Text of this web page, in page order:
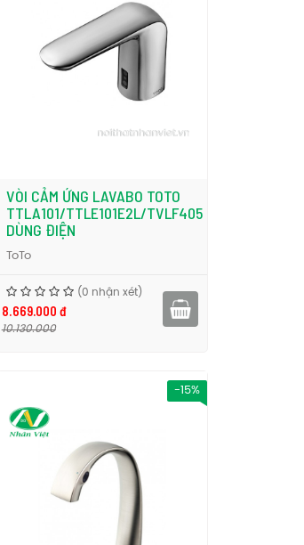
VÒI CẢM ỨNG LAVABO TOTO
TTLA101/TTLE101E2L/TVLF405
DÙNG ĐIỆN
ToTo
(0 nhận xét)
8.669.000 đ
10.130.000
-15%